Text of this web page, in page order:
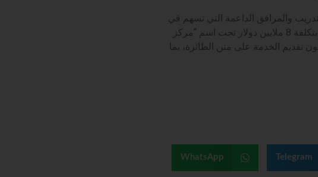
والمرافق الداعمة التي تسهم في
تعزيز تجربة العملاء. ففي منتصف عام 2025، افتتحت الناقلة منشأة جديدة بتكلفة 8 ملايين دولار تحت اسم “مركز
الجوية على فنون تقديم الخدمة على متن الطائرة، بما
Telegram
WhatsApp